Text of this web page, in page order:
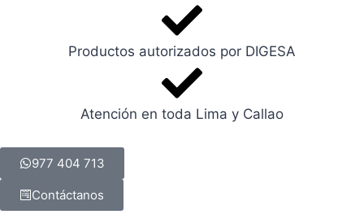
Productos autorizados por DIGESA
Atención en toda Lima y Callao
977 404 713
Contáctanos